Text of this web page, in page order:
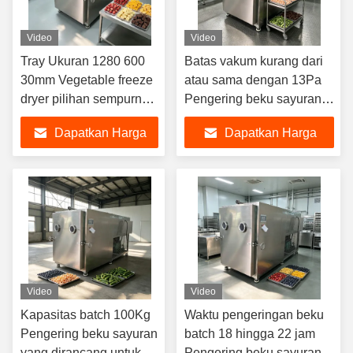
Video
Tray Ukuran 1280 600
30mm Vegetable freeze
dryer pilihan sempurna
untuk pengeringan
sayuran konsumsi daya
10KwH sistem energi
Dapatkan Harga
Video
Batas vakum kurang dari
atau sama dengan 13Pa
Pengering beku sayuran
dengan kontrol PLC dan
ukuran keseluruhan 3800
1700 2000 mm
Memastikan penghapusan
kelembaban
Dapatkan Harga
Video
Kapasitas batch 100Kg
Pengering beku sayuran
Video
Waktu pengeringan beku
batch 18 hingga 22 jam